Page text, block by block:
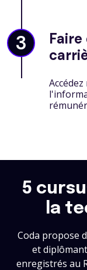
3
5
la
Coda propose
et
enregistrés au